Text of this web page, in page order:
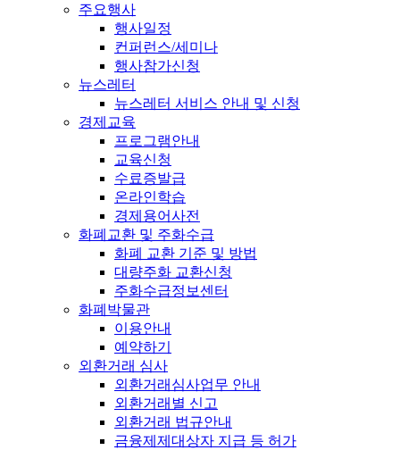
주요행사
행사일정
컨퍼런스/세미나
행사참가신청
뉴스레터
뉴스레터 서비스 안내 및 신청
경제교육
프로그램안내
교육신청
수료증발급
온라인학습
경제용어사전
화폐교환 및 주화수급
화폐 교환 기준 및 방법
대량주화 교환신청
주화수급정보센터
화폐박물관
이용안내
예약하기
외환거래 심사
외환거래심사업무 안내
외환거래별 신고
외환거래 법규안내
금융제제대상자 지급 등 허가